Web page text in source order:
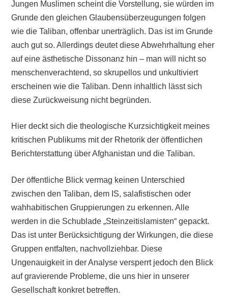
Jungen Muslimen scheint die Vorstellung, sie würden im
Grunde den gleichen Glaubensüberzeugungen folgen
wie die Taliban, offenbar unerträglich. Das ist im Grunde
auch gut so. Allerdings deutet diese Abwehrhaltung eher
auf eine ästhetische Dissonanz hin – man will nicht so
menschenverachtend, so skrupellos und unkultiviert
erscheinen wie die Taliban. Denn inhaltlich lässt sich
diese Zurückweisung nicht begründen.
Hier deckt sich die theologische Kurzsichtigkeit meines
kritischen Publikums mit der Rhetorik der öffentlichen
Berichterstattung über Afghanistan und die Taliban.
Der öffentliche Blick vermag keinen Unterschied
zwischen den Taliban, dem IS, salafistischen oder
wahhabitischen Gruppierungen zu erkennen. Alle
werden in die Schublade „Steinzeitislamisten“ gepackt.
Das ist unter Berücksichtigung der Wirkungen, die diese
Gruppen entfalten, nachvollziehbar. Diese
Ungenauigkeit in der Analyse versperrt jedoch den Blick
auf gravierende Probleme, die uns hier in unserer
Gesellschaft konkret betreffen.